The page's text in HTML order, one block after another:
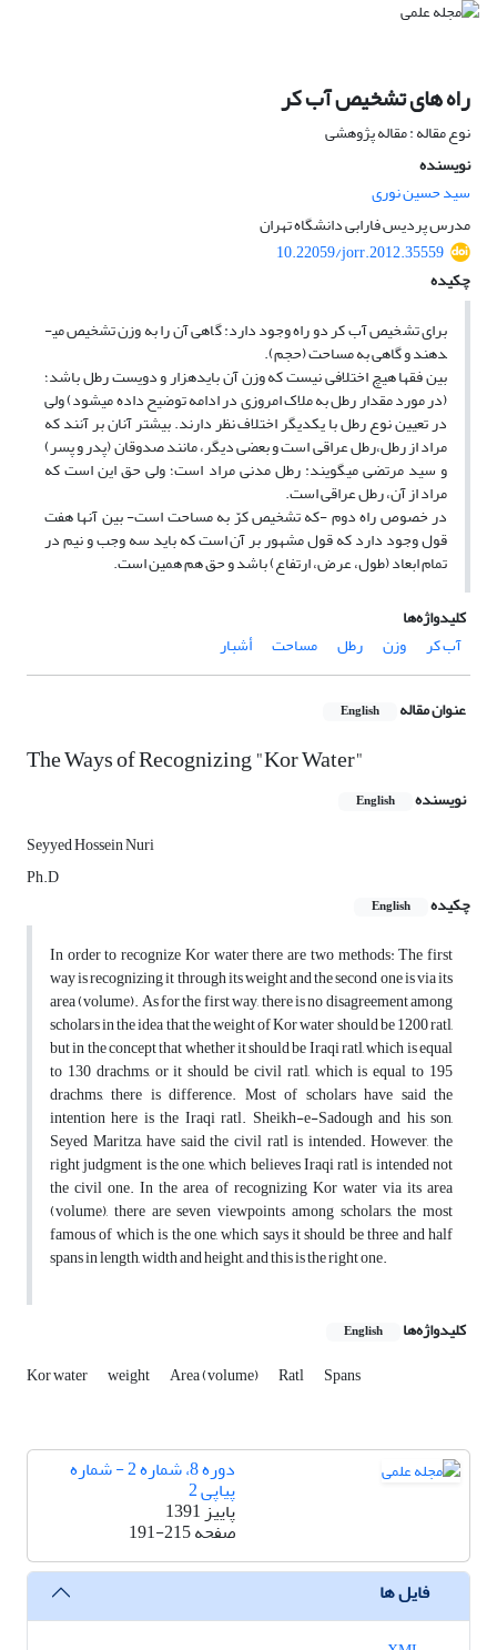
راه های تشخیص آب کر
نوع مقاله : مقاله پژوهشی
نویسنده
سید حسین نوری
مدرس پردیس فارابی دانشگاه تهران
10.22059/jorr.2012.35559
چکیده
برای تشخیص آب کر دو راه وجود دارد: گاهی آن را به وزن تشخیص می­
دهند و گاهی به مساحت (حجم).
بین فقها هیچ اختلافی نیست که وزن آن بایدهزار و دویست رطل باشد؛
(در مورد مقدار رطل به ملاک امروزی در ادامه توضیح داده می­شود) ولی
در تعیین نوع رطل با یکدیگر اختلاف نظر دارند. بیش­تر آنان بر آنند که
مراد از رطل،رطل عراقی است و بعضی دیگر، مانند صدوقان (پدر و پسر)
و سید مرتضی می­گویند: رطل مدنی مراد است؛ ولی حق این است که
مراد از آن، رطل عراقی است.
در خصوص راه دوم -که تشخیص کرّ به مساحت است- بین آن­ها هفت
قول وجود دارد که قول مشهور بر آن است که باید سه وجب و نیم در
تمام ابعاد (طول، عرض، ارتفاع) باشد و حق هم همین است.
کلیدواژه‌ها
آب کر
وزن رطل مساحت أشبار
عنوان مقاله English
The Ways of Recognizing "Kor Water"
نویسنده English
Seyyed Hossein Nuri
Ph.D
چکیده
English
In order to recognize Kor water there are two methods: The first
way is recognizing it through its weight and the second one is via its
area (volume). As for the first way, there is no disagreement among
scholars in the idea that the weight of Kor water should be 1200 ratl,
but in the concept that whether it should be Iraqi ratl, which is equal
to 130 drachms, or it should be civil ratl, which is equal to 195
drachms, there is difference. Most of scholars have said the
intention here is the Iraqi ratl. Sheikh-e-Sadough and his son,
Seyed Maritza, have said the civil ratl is intended. However, the
right judgment is the one, which believes Iraqi ratl is intended not
the civil one. In the area of recognizing Kor water via its area
(volume), there are seven viewpoints among scholars, the most
famous of which is the one, which says it should be three and half
spans in length, width and height, and this is the right one.
کلیدواژه‌ها English
Kor water weight Area (volume) Ratl Spans
دوره 8، شماره 2 - شماره
پیاپی 2
پاییز 1391
صفحه191-215
فایل ها